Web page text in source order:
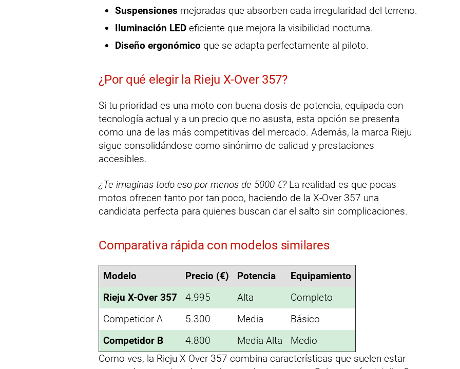
Suspensiones mejoradas que absorben cada irregularidad del terreno.
Iluminación LED eficiente que mejora la visibilidad nocturna.
Diseño ergonómico que se adapta perfectamente al piloto.
¿Por qué elegir la Rieju X-Over 357?
Si tu prioridad es una moto con buena dosis de potencia, equipada con
tecnología actual y a un precio que no asusta, esta opción se presenta
como una de las más competitivas del mercado. Además, la marca Rieju
sigue consolidándose como sinónimo de calidad y prestaciones
accesibles.
¿Te imaginas todo eso por menos de 5000 €?La realidad es que pocas
motos ofrecen tanto por tan poco, haciendo de la X-Over 357 una
candidata perfecta para quienes buscan dar el salto sin complicaciones.
Comparativa rápida con modelos similares
Modelo Precio (€) Potencia
Equipamiento
Rieju X-Over 357
4.995 Alta
Completo
Competidor A
5.300 Media
Básico
Competidor B
4.800 Media-Alta
Medio
Como ves, la Rieju X-Over 357 combina características que suelen estar